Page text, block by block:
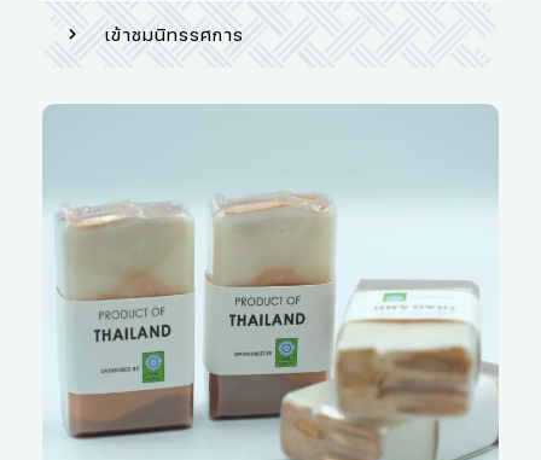
เข้าชมนิทรรศการ